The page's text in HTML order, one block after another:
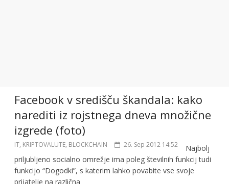
Facebook v središču škandala: kako
narediti iz rojstnega dneva množične
izgrede (foto)
IT, KRIPTOVALUTE, BLOCKCHAIN 26. Sep 2012 14:52
Najbolj
priljubljeno socialno omrežje ima poleg številnih funkcij tudi
funkcijo “Dogodki”, s katerim lahko povabite vse svoje
prijatelje na različna